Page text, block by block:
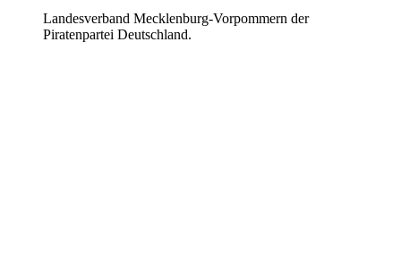
Landesverband Mecklenburg-Vorpommern der
Piratenpartei Deutschland.